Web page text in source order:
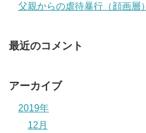
父親からの虐待暴行（顔画層）
最近のコメント
アーカイブ
2019年
12月